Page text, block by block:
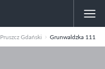
Pruszcz Gdański Grunwaldzka 111